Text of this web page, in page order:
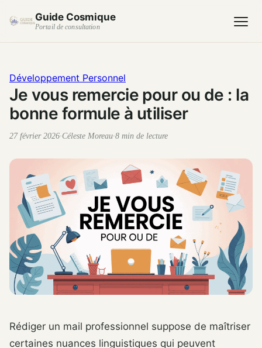
Guide Cosmique
Portail de consultation
Développement Personnel
Je vous remercie pour ou de : la
bonne formule à utiliser
27 février 2026·Céleste Moreau·8 min de lecture
Rédiger un mail professionnel suppose de maîtriser
certaines nuances linguistiques qui peuvent